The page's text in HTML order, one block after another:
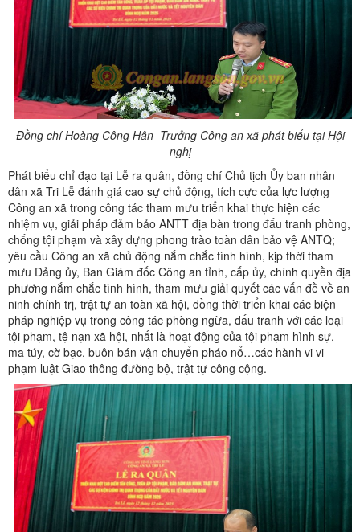
Đồng chí Hoàng Công Hân -Trưởng Công an xã phát biểu tại Hội
nghị
Phát biểu chỉ đạo tại Lễ ra quân, đồng chí Chủ tịch Ủy ban nhân
dân xã Tri Lễ đánh giá cao sự chủ động, tích cực của lực lượng
Công an xã trong công tác tham mưu triển khai thực hiện các
nhiệm vụ, giải pháp đảm bảo ANTT địa bàn trong đấu tranh phòng,
chống tội phạm và xây dựng phong trào toàn dân bảo vệ ANTQ;
yêu cầu Công an xã chủ động nắm chắc tình hình, kịp thời tham
mưu Đảng ủy, Ban Giám đốc Công an tỉnh, cấp ủy, chính quyền địa
phương nắm chắc tình hình, tham mưu giải quyết các vấn đề về an
ninh chính trị, trật tự an toàn xã hội, đồng thời triển khai các biện
pháp nghiệp vụ trong công tác phòng ngừa, đấu tranh với các loại
tội phạm, tệ nạn xã hội, nhất là hoạt động của tội phạm hình sự,
ma túy, cờ bạc, buôn bán vận chuyển pháo nổ…các hành vi vi
phạm luật Giao thông đường bộ, trật tự công cộng.